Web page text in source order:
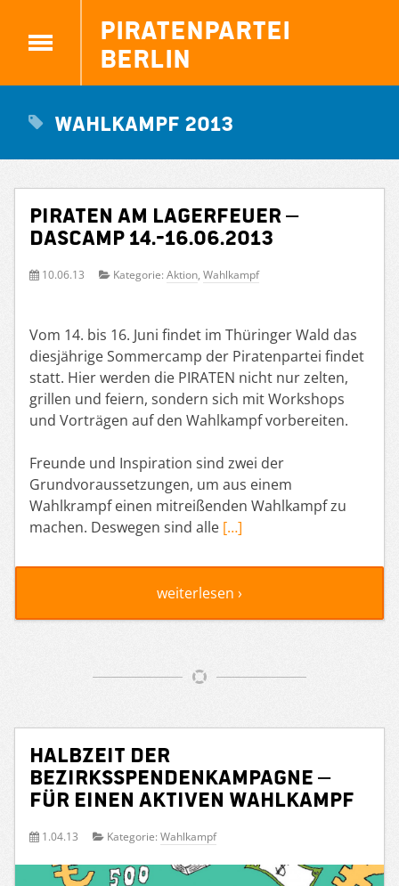
Piratenpartei
Berlin
Wahlkampf 2013
Piraten am Lagerfeuer –
dasCamp 14.-16.06.2013
10.06.13 Kategorie: Aktion, Wahlkampf
Vom 14. bis 16. Juni findet im Thüringer Wald das
diesjährige Sommercamp der Piratenpartei findet
statt. Hier werden die PIRATEN nicht nur zelten,
grillen und feiern, sondern sich mit Workshops
und Vorträgen auf den Wahlkampf vorbereiten.
Freunde und Inspiration sind zwei der
Grundvoraussetzungen, um aus einem
Wahlkrampf einen mitreißenden Wahlkampf zu
machen. Deswegen sind alle […]
weiterlesen ›
Halbzeit der
Bezirksspendenkampagne –
Für einen aktiven Wahlkampf
1.04.13 Kategorie: Wahlkampf